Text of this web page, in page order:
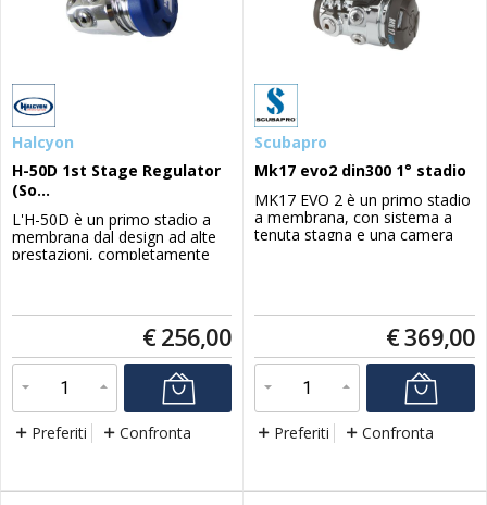
Halcyon
H-50D 1st Stage Regulator
(So...
L'H-50D è un primo stadio a
membrana dal design ad alte
prestazioni, completamente
ambienti contaminati. I primi
stadi a membrana sono
storicamente apprezzati dai
subacquei in acque fredde e
l'H-50D è stato pr...
€ 256,00
Preferiti Confronta
Scubapro
Mk17 evo2 din300 1° stadio
MK17 EVO 2 è un primo stadio
a membrana, con sistema a
tenuta stagna e una camera
agevolare l'istradamento delle
stadio MembranaTemperatura
dell'Acqua Caldo, Freddo...
€369,00
Preferiti Confronta